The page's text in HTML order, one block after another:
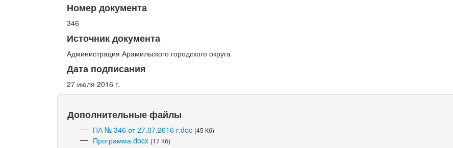
Номер документа
346
Источник документа
Администрация Арамильского городского округа
Дата подписания
27 июля 2016 г.
Дополнительные файлы
ПА № 346 от 27.07.2016 г.doc (45 Кб)
Программа.docx (17 Кб)